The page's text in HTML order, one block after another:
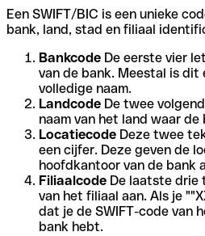
Een SWIFT/BIC is een unieke
bank, land, stad en filiaal
Bankcode De eerste vier
van de bank. Meestal is dit
volledige naam.
Landcode De twee
naam van het land waar
Locatiecode Deze twee
een cijfer. Deze geven de
hoofdkantoor van de bank
Filiaalcode De laatste drie
van het filiaal aan. Als je
dat je de SWIFT-code van
bank hebt.